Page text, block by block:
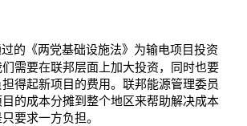
的《两党基础设施法》为输电项目投资
需要在联邦层面上加大投资，同时也要
得起新项目的费用。联邦能源管理委员
的成本分摊到整个地区来帮助解决成本
要求一方负担。